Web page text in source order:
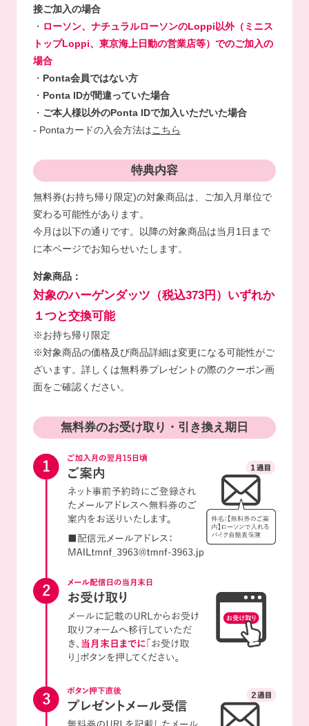
接ご加入の場合
・ ローソン、ナチュラルローソンのLoppi以外（ミニス
トップLoppi、東京海上日動の営業店等）でのご加入の
場合
・ Ponta会員ではない方
・ Ponta IDが間違っていた場合
・ ご本人様以外のPonta IDで加入いただいた場合
- Pontaカードの入会方法はこちら
特典内容
無料券(お持ち帰り限定)の対象商品は、ご加入月単位で
変わる可能性があります。
今月は以下の通りです。以降の対象商品は当月1日まで
に本ページでお知らせいたします。
対象商品：
対象のハーゲンダッツ（税込373円）いずれか
１つと交換可能
※お持ち帰り限定
※対象商品の価格及び商品詳細は変更になる可能性がご
ざいます。詳しくは無料券プレゼントの際のクーポン画
面をご確認ください。
無料券のお受け取り・引き換え期日